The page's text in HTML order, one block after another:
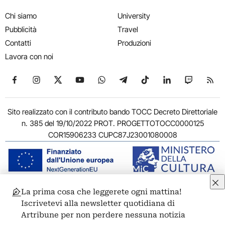
Chi siamo
Pubblicità
Contatti
Lavora con noi
University
Travel
Produzioni
Seguici su Facebook
Seguici su Instagram
Seguici su X
Seguici su YouTube
Seguici su WhatsApp
Seguici su Telegram
Seguici su TikTok
Seguici su
Seguici
Sito realizzato con il contributo bando TOCC Decreto Direttoriale
n. 385 del 19/10/2022 PROT. PROGETTOTOCC0000125
COR15906233 CUPC87J23001080008
© 2011-2026 ARTRIBUNE srl – Corso Vittorio Emanuele II, 287 –
00186 Roma - P.I. 11381581005
Privacy: Responsabile della protezione dei dati personali
La prima cosa che leggerete ogni mattina!
Iscrivetevi alla newsletter quotidiana di
Artribune per non perdere nessuna notizia